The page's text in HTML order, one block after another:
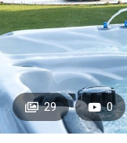
29 0